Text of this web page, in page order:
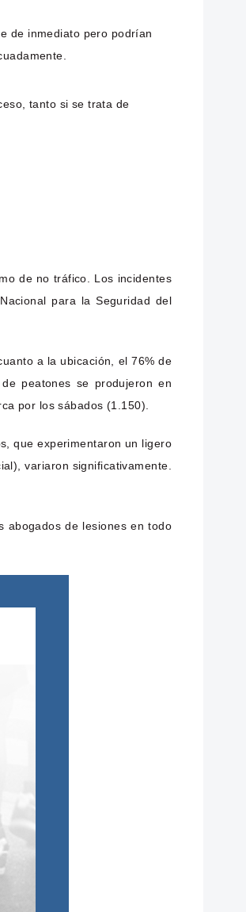
de inmediato pero podrían
tanto si se trata de
de no tráfico. Los incidentes
para la Seguridad del
a la ubicación, el 76% de
peatones se produjeron en
por los sábados (1.150).
que experimentaron un ligero
variaron significativamente.
abogados de lesiones en todo